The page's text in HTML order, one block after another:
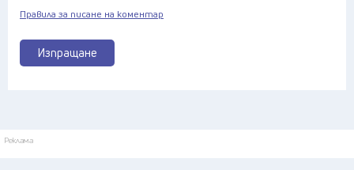
Изпращане
Правила за писане на коментар
Реклама